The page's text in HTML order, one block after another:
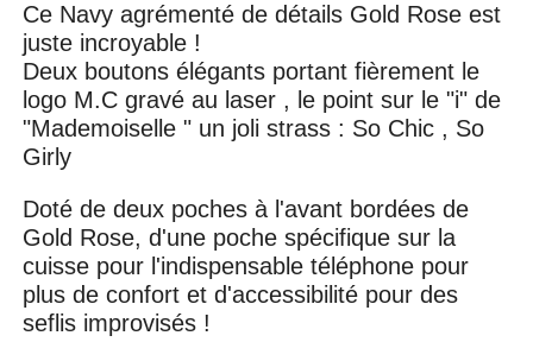
Ce Navy agrémenté de détails Gold Rose est
juste incroyable !
Deux boutons élégants portant fièrement le
logo M.C gravé au laser , le point sur le "i" de
"Mademoiselle " un joli strass : So Chic , So
Girly
Doté de deux poches à l'avant bordées de
Gold Rose, d'une poche spécifique sur la
cuisse pour l'indispensable téléphone pour
plus de confort et d'accessibilité pour des
seflis improvisés !